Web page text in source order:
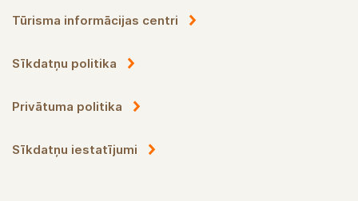
Tūrisma informācijas centri
Sīkdatņu politika
Privātuma politika
Sīkdatņu iestatījumi